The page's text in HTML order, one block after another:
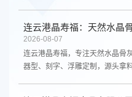
连云港晶寿福：天然水晶
2026-08-07
连云港晶寿福，专注天然水晶骨
器型、刻字、浮雕定制，源头拿